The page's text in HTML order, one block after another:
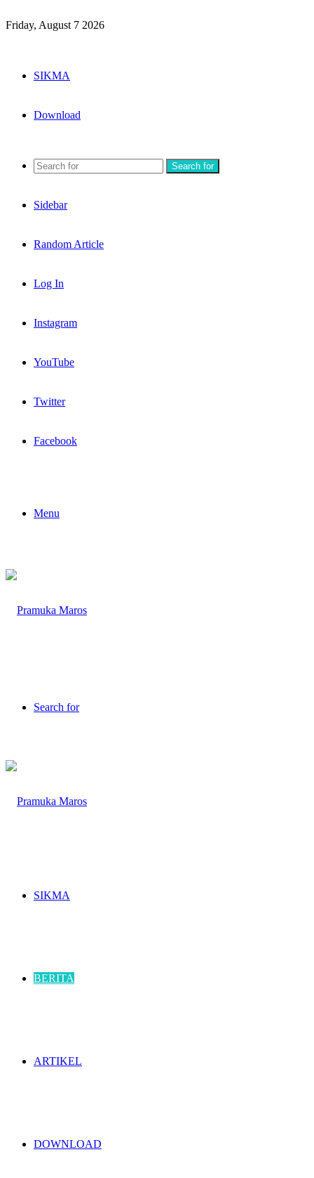
Friday, August 7 2026
SIKMA
Download
Search for
Sidebar
Random Article
Log In
Instagram
YouTube
Twitter
Facebook
Menu
Search for
SIKMA
BERITA
ARTIKEL
DOWNLOAD